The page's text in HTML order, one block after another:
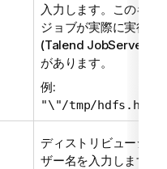
入力します。このキー
ジョブが実際に実行さ
(Talend JobServer
があります。
例:
"\"/tmp/
ディストリビューショ
ザー名を入力します。